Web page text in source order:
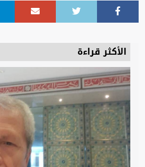
الأكثر قراءة